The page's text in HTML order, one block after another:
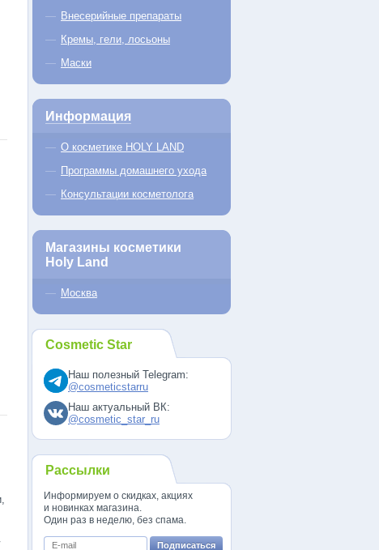
Внесерийные препараты
Кремы, гели, лосьоны
Маски
Информация
О косметике HOLY LAND
Программы домашнего ухода
Консультации косметолога
Магазины косметики
Holy Land
Москва
Cosmetic Star
Наш полезный Telegram:
@cosmeticstarru
Наш актуальный ВК:
@cosmetic_star_ru
Рассылки
Информируем о скидках, акциях
и новинках магазина.
Один раз в неделю, без спама.